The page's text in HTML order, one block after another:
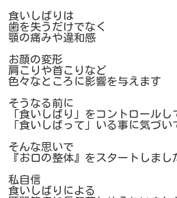
食いしばりは
歯を失うだけでなく
顎の痛みや違和感
お顔の変形
肩こりや首こりなど
色々なところに影響を与えます
そうなる前に
「食いしばり」をコントロールし
「食いしばって」いる事に気づい
そんな思いで
『お口の整体』をスタートしまし
私自信
食いしばりによる